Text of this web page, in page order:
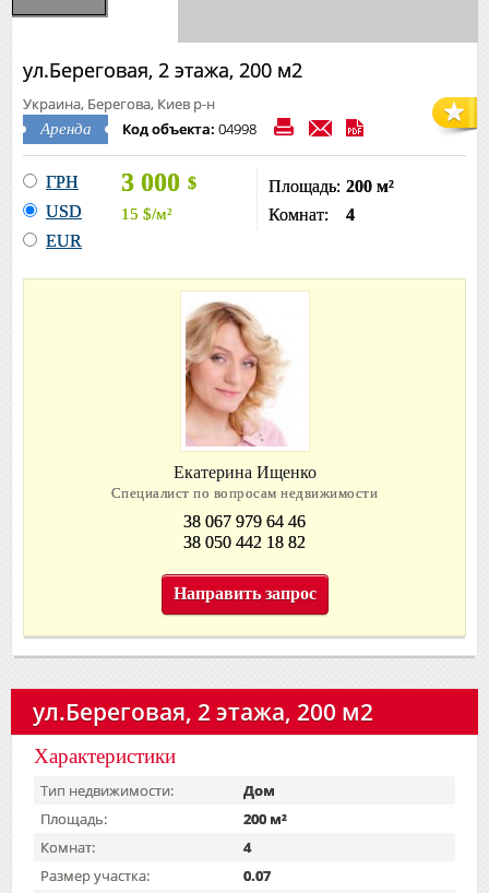
ул.Береговая, 2 этажа, 200 м2
Украина, Берегова, Киев р-н
Аренда Код объекта: 04998
ГРН
USD
EUR
3 000 $
15 $/м²
Площадь: 200 м²
Комнат:
4
Екатерина Ищенко
Специалист по вопросам недвижимости
38 067 979 64 46
38 050 442 18 82
Направить запрос
ул.Береговая, 2 этажа, 200 м2
Характеристики
Тип недвижимости:
Дом
Площадь:
200 м²
Комнат:
4
Размер участка:
0.07